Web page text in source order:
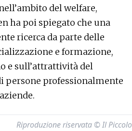
del welfare,
ha poi spiegato che una
ricerca da parte delle
e formazione,
e sull’attrattività del
persone professionalmente
Riproduzione riservata © Il Piccolo